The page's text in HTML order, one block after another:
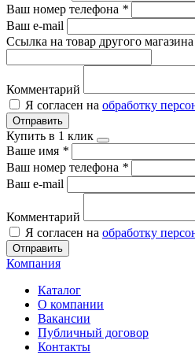
Ваш номер телефона *
Ваш e-mail
Ссылка на товар другого магазина
Комментарий
Я согласен на обработку
Отправить
Купить в 1 клик
Ваше имя *
Ваш номер телефона *
Ваш e-mail
Комментарий
Я согласен на обработку
Отправить
Компания
Каталог
О компании
Вакансии
Публичный договор
Контакты